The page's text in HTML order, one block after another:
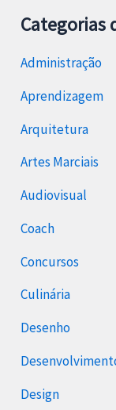
Categorias
Administração
Aprendizagem
Arquitetura
Artes Marciais
Audiovisual
Coach
Concursos
Culinária
Desenho
Design